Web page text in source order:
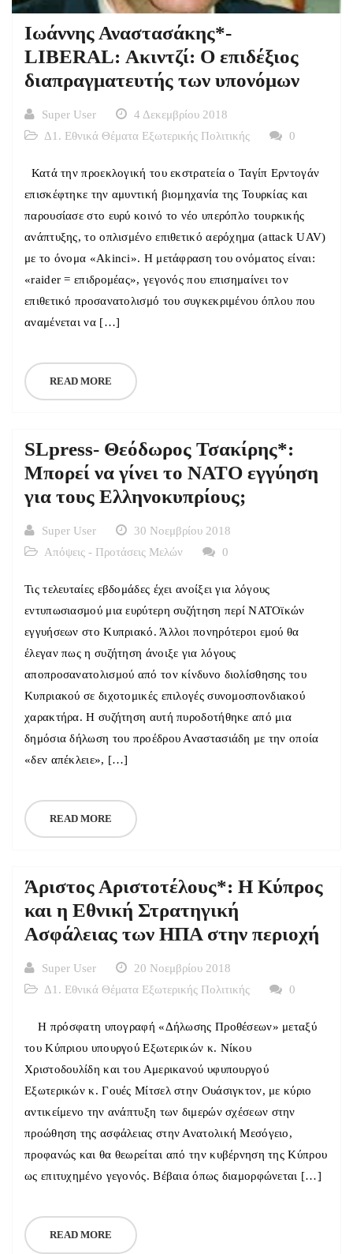
Ιωάννης Αναστασάκης*-
LIBERAL: Ακιντζί: Ο επιδέξιος
διαπραγματευτής των υπονόμων
Super User
4 Δεκεμβρίου 2018
Δ1. Εθνικά Θέματα Εξωτερικής Πολιτικής
0
Κατά την προεκλογική του εκστρατεία ο Ταγίπ Ερντογάν
επισκέφτηκε την αμυντική βιομηχανία της Τουρκίας και
παρουσίασε στο ευρύ κοινό το νέο υπερόπλο τουρκικής
ανάπτυξης, το οπλισμένο επιθετικό αερόχημα (attack UAV)
με το όνομα «Akinci». Η μετάφραση του ονόματος είναι:
«raider = επιδρομέας», γεγονός που επισημαίνει τον
επιθετικό προσανατολισμό του συγκεκριμένου όπλου που
αναμένεται να […]
READ MORE
SLpress- Θεόδωρος Τσακίρης*:
Μπορεί να γίνει το ΝΑΤΟ εγγύηση
για τους Ελληνοκυπρίους;
Super User
30 Νοεμβρίου 2018
Απόψεις - Προτάσεις Μελών
0
Τις τελευταίες εβδομάδες έχει ανοίξει για λόγους
εντυπωσιασμού μια ευρύτερη συζήτηση περί ΝΑΤΟϊκών
εγγυήσεων στο Κυπριακό. Άλλοι πονηρότεροι εμού θα
έλεγαν πως η συζήτηση άνοιξε για λόγους
αποπροσανατολισμού από τον κίνδυνο διολίσθησης του
Κυπριακού σε διχοτομικές επιλογές συνομοσπονδιακού
χαρακτήρα. Η συζήτηση αυτή πυροδοτήθηκε από μια
δημόσια δήλωση του προέδρου Αναστασιάδη με την οποία
«δεν απέκλειε», […]
READ MORE
Άριστος Αριστοτέλους*: Η Κύπρος
και η Εθνική Στρατηγική
Ασφάλειας των ΗΠΑ στην περιοχή
Super User
20 Νοεμβρίου 2018
Δ1. Εθνικά Θέματα Εξωτερικής Πολιτικής
0
Η πρόσφατη υπογραφή «Δήλωσης Προθέσεων» μεταξύ
του Κύπριου υπουργού Εξωτερικών κ. Νίκου
Χριστοδουλίδη και του Αμερικανού υφυπουργού
Εξωτερικών κ. Γουές Μίτσελ στην Ουάσιγκτον, με κύριο
αντικείμενο την ανάπτυξη των διμερών σχέσεων στην
προώθηση της ασφάλειας στην Ανατολική Μεσόγειο,
προφανώς και θα θεωρείται από την κυβέρνηση της Κύπρου
ως επιτυχημένο γεγονός. Βέβαια όπως διαμορφώνεται […]
READ MORE